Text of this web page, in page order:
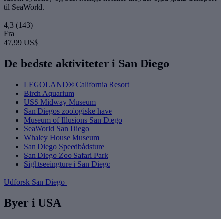
til SeaWorld.
4,3 (143)
Fra
47,99 US$
De bedste aktiviteter i San Diego
LEGOLAND® California Resort
Birch Aquarium
USS Midway Museum
San Diegos zoologiske have
Museum of Illusions San Diego
SeaWorld San Diego
Whaley House Museum
San Diego Speedbådsture
San Diego Zoo Safari Park
Sightseeingture i San Diego
Udforsk San Diego
Byer i USA